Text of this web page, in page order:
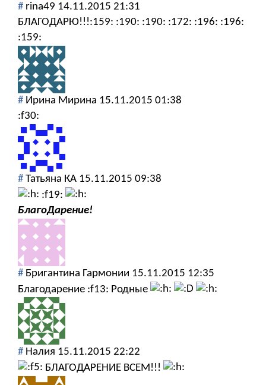
# rina49 14.11.2015 21:31
БЛАГОДАРЮ!!!:159: :190: :190: :172: :196: :196:
:159:
# Ирина Мирина 15.11.2015 01:38
:f30:
# Татьяна КА 15.11.2015 09:38
:f19:
БлагоДарение!
# Бригантина Гармонии 15.11.2015 12:35
Благодарение :f13: Родные
# Налия 15.11.2015 22:22
БЛАГОДАРЕНИЕ ВСЕМ!!!